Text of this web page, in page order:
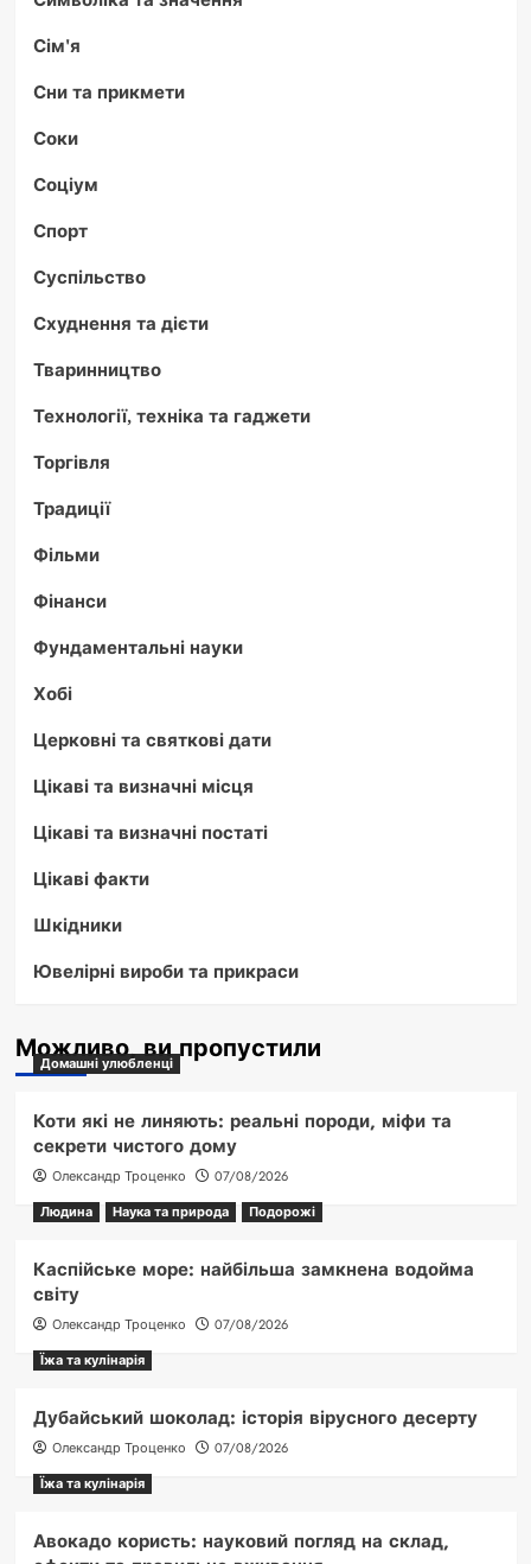
Сім'я
Сни та прикмети
Соки
Соціум
Спорт
Суспільство
Схуднення та дієти
Тваринництво
Технології, техніка та гаджети
Торгівля
Традиції
Фільми
Фінанси
Фундаментальні науки
Хобі
Церковні та святкові дати
Цікаві та визначні місця
Цікаві та визначні постаті
Цікаві факти
Шкідники
Ювелірні вироби та прикраси
Можливо, ви пропустили
Домашні улюбленці
Коти які не линяють: реальні породи, міфи та
секрети чистого дому
Олександр Троценко
07/08/2026
Людина
Наука та природа Подорожі
Каспійське море: найбільша замкнена водойма
світу
Олександр Троценко
07/08/2026
Їжа та кулінарія
Дубайський шоколад: історія вірусного десерту
Олександр Троценко
07/08/2026
Їжа та кулінарія
Авокадо користь: науковий погляд на склад,